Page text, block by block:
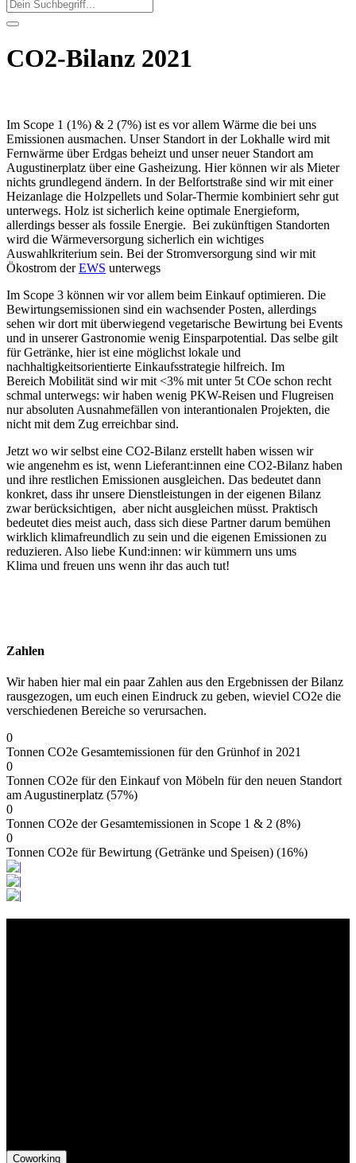
CO2-Bilanz 2021
Im Scope 1 (1%) & 2 (7%) ist es vor allem Wärme die bei uns
Emissionen ausmachen. Unser Standort in der Lokhalle wird mit
Fernwärme über Erdgas beheizt und unser neuer Standort am
Augustinerplatz über eine Gasheizung. Hier können wir als Mieter
nichts grundlegend ändern. In der Belfortstraße sind wir mit einer
Heizanlage die Holzpellets und Solar-Thermie kombiniert sehr gut
unterwegs. Holz ist sicherlich keine optimale Energieform,
allerdings besser als fossile Energie. Bei zukünftigen Standorten
wird die Wärmeversorgung sicherlich ein wichtiges
Auswahlkriterium sein. Bei der Stromversorgung sind wir mit
Ökostrom derEWS unterwegs
Im Scope 3 können wir vor allem beim Einkauf optimieren. Die
Bewirtungsemissionen sind ein wachsender Posten, allerdings
sehen wir dort mit überwiegend vegetarische Bewirtung bei Events
und in unserer Gastronomie wenig Einsparpotential. Das selbe gilt
für Getränke, hier ist eine möglichst lokale und
nachhaltigkeitsorientierte Einkaufsstrategie hilfreich. Im
Bereich Mobilität sind wir mit <3% mit unter 5t COe schon recht
schmal unterwegs: wir haben wenig PKW-Reisen und Flugreisen
nur absoluten Ausnahmefällen von interantionalen Projekten, die
nicht mit dem Zug erreichbar sind.
Jetzt wo wir selbst eine CO2-Bilanz erstellt haben wissen wir
wie angenehm es ist, wenn Lieferant:innen eine CO2-Bilanz haben
und ihre restlichen Emissionen ausgleichen. Das bedeutet dann
konkret, dass ihr unsere Dienstleistungen in der eigenen Bilanz
zwar berücksichtigen, aber nicht ausgleichen müsst. Praktisch
bedeutet dies meist auch, dass sich diese Partner darum bemühen
wirklich klimafreundlich zu sein und die eigenen Emissionen zu
reduzieren. Also liebe Kund:innen: wir kümmern uns ums
Klima und freuen uns wenn ihr das auch tut!
Zahlen
Wir haben hier mal ein paar Zahlen aus den Ergebnissen der Bilanz
rausgezogen, um euch einen Eindruck zu geben, wieviel CO2e die
verschiedenen Bereiche so verursachen.
0
Tonnen CO2e Gesamtemissionen für den Grünhof in 2021
0
Tonnen CO2e für den Einkauf von Möbeln für den neuen Standort
am Augustinerplatz (57%)
0
Tonnen CO2e der Gesamtemissionen in Scope 1 & 2 (8%)
0
Tonnen CO2e für Bewirtung (Getränke und Speisen) (16%)
Coworking